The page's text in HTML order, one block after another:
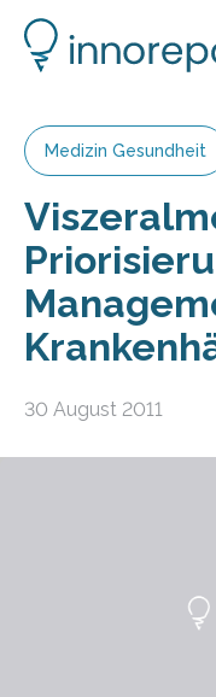
Medizin Gesundheit
30 August 2011